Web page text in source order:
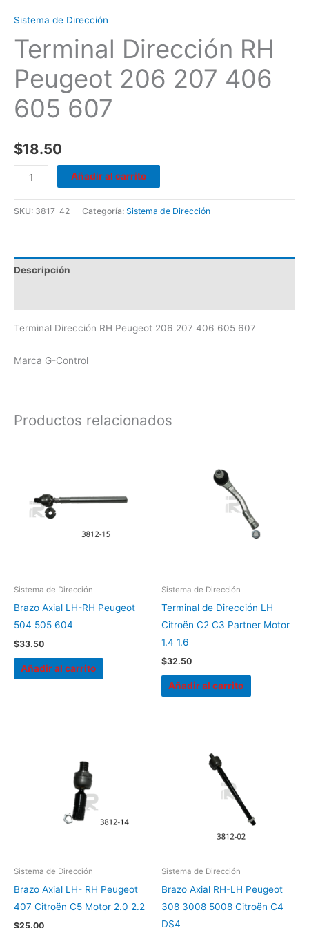
Sistema de Dirección
Terminal Dirección RH
Peugeot 206 207 406
605 607
$18.50
Añadir al carrito
SKU: 3817-42 Categoría: Sistema de Dirección
Descripción
Terminal Dirección RH Peugeot 206 207 406 605 607
Marca G-Control
Productos relacionados
Sistema de Dirección
Brazo Axial LH-RH Peugeot
504 505 604
$33.50
Añadir al carrito
Sistema de Dirección
Terminal de Dirección LH
Citroën C2 C3 Partner Motor
1.4 1.6
$32.50
Añadir al carrito
Sistema de Dirección
Brazo Axial LH- RH Peugeot
407 Citroën C5 Motor 2.0 2.2
$25.00
Sistema de Dirección
Brazo Axial RH-LH Peugeot
308 3008 5008 Citroën C4
DS4